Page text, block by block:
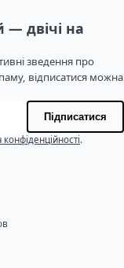
— двічі на
зведення про
відписатися можна
Підписатися
конфіденційності.